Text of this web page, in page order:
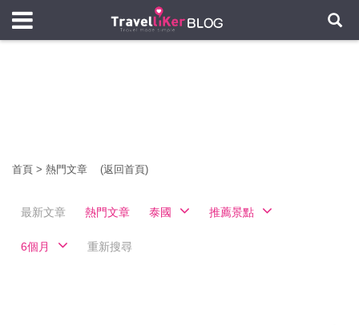
首頁 > 熱門文章 (返回首頁)
最新文章 熱門文章 泰國 推薦景點
6個月 重新搜尋